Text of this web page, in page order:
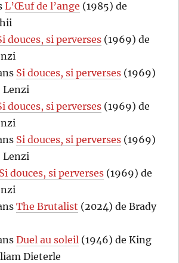
L’Œuf de l’ange (1985) de
douces, si perverses (1969) de
Si douces, si perverses (1969)
Lenzi
douces, si perverses (1969) de
Si douces, si perverses (1969)
Lenzi
Si douces, si perverses (1969) de
The Brutalist (2024) de Brady
Duel au soleil (1946) de King
Dieterle